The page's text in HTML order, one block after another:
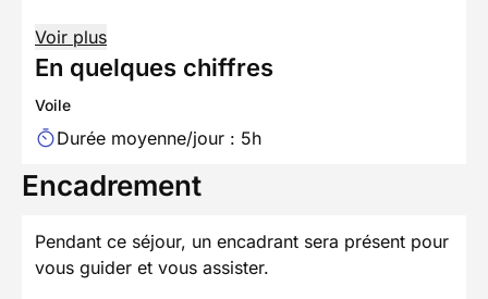
Voir plus
En quelques chiffres
Voile
Durée moyenne/jour : 5h
Encadrement
Pendant ce séjour, un encadrant sera présent pour
vous guider et vous assister.